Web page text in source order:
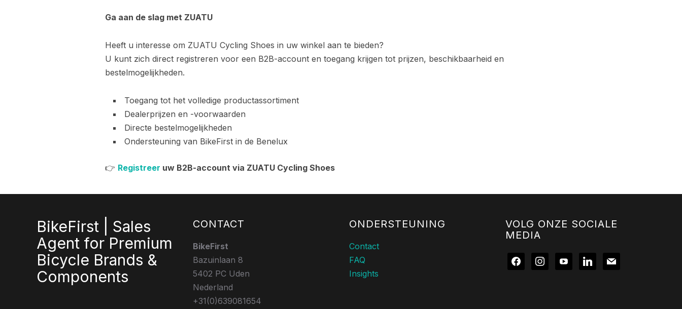
Ga aan de slag met ZUATU
Heeft u interesse om ZUATU Cycling Shoes in uw winkel aan te bieden?
U kunt zich direct registreren voor een B2B-account en toegang krijgen tot prijzen, beschikbaarheid en
bestelmogelijkheden.
Toegang tot het volledige productassortiment
Dealerprijzen en -voorwaarden
Directe bestelmogelijkheden
Ondersteuning van BikeFirst in de Benelux
👉 Registreer uw B2B-account via ZUATU Cycling Shoes
BikeFirst | Sales
Agent for Premium
Bicycle Brands &
Components
CONTACT
BikeFirst
Bazuinlaan 8
5402 PC Uden
Nederland
+31(0)639081654
ONDERSTEUNING
Contact
FAQ
Insights
VOLG ONZE SOCIALE
MEDIA